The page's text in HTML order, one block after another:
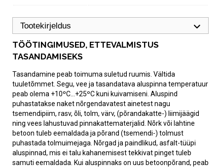
Tootekirjeldus
TÖÖTINGIMUSED, ETTEVALMISTUS
TASANDAMISEKS
Tasandamine peab toimuma suletud ruumis. Vältida
tuuletõmmet. Segu, vee ja tasandatava aluspinna temperatuur
peab olema +10ºC…+25ºC kuni kuivamiseni. Aluspind
puhastatakse naket nõrgendavatest ainetest nagu
tsemendipiim, rasv, õli, tolm, värv, (põrandakatte-) liimijäägid
ning vees lahustuvad pinnakattematerjalid. Nõrk või lahtine
betoon tuleb eemaldada ja põrand (tsemendi-) tolmust
puhastada tolmuimejaga. Nõrgad ja paindlikud, asfalt-tüüpi
aluspinnad, mis ei talu kahanemisest tekkivat pinget tuleb
samuti eemaldada. Kui aluspinnaks on uus betoonpõrand, peab